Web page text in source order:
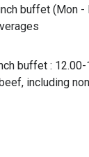
buffet (Mon -
buffet :
including